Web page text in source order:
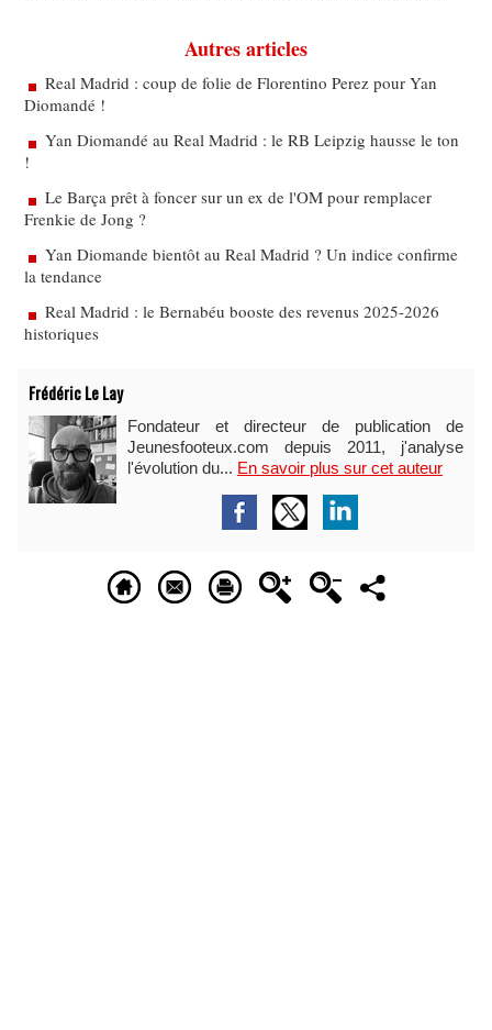
Autres articles
Real Madrid : coup de folie de Florentino Perez pour Yan
Diomandé !
Yan Diomandé au Real Madrid : le RB Leipzig hausse le ton
!
Le Barça prêt à foncer sur un ex de l'OM pour remplacer
Frenkie de Jong ?
Yan Diomande bientôt au Real Madrid ? Un indice confirme
la tendance
Real Madrid : le Bernabéu booste des revenus 2025-2026
historiques
Frédéric Le Lay
Fondateur et directeur de publication de
Jeunesfooteux.com depuis 2011, j'analyse
l'évolution du... En savoir plus sur cet auteur